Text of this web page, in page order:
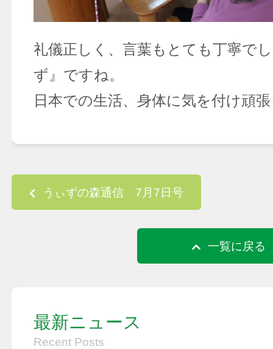
礼儀正しく、言葉もとても丁寧で
ず』ですね。
日本での生活、身体に気を付け頑
Post navigation
うぃずの森通信 7月7日号
一覧に戻る
最新ニュース
Recent Posts